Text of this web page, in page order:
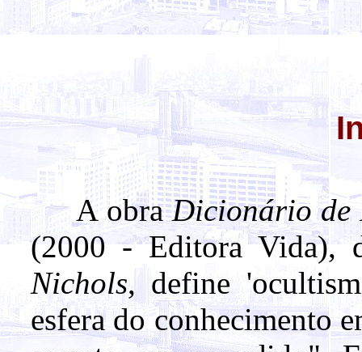
A obraDicionário de
(2000 - Editora Vida),
Nichols, define
esfera do conhecimento